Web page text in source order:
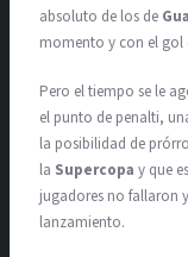
absoluto de los de
momento y con el gol
Pero el tiempo se le
el punto de penalti,
la posibilidad de
la Supercopa y que
jugadores no fallaron
lanzamiento.